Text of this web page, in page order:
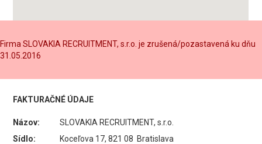
Firma SLOVAKIA RECRUITMENT, s.r.o. je zrušená/pozastavená ku dňu
31.05.2016
FAKTURAČNÉ ÚDAJE
Názov:
SLOVAKIA RECRUITMENT, s.r.o.
Sídlo:
Koceľova 17, 821 08 Bratislava